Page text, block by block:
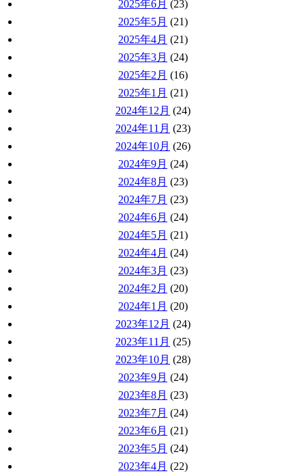
2025年6月 (23)
2025年5月 (21)
2025年4月 (21)
2025年3月 (24)
2025年2月 (16)
2025年1月 (21)
2024年12月 (24)
2024年11月 (23)
2024年10月 (26)
2024年9月 (24)
2024年8月 (23)
2024年7月 (23)
2024年6月 (24)
2024年5月 (21)
2024年4月 (24)
2024年3月 (23)
2024年2月 (20)
2024年1月 (20)
2023年12月 (24)
2023年11月 (25)
2023年10月 (28)
2023年9月 (24)
2023年8月 (23)
2023年7月 (24)
2023年6月 (21)
2023年5月 (24)
2023年4月 (22)